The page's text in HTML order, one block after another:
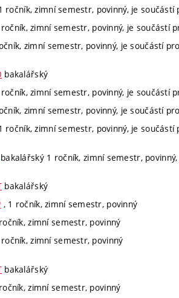
ročník, zimní semestr, povinný, je součástí
ročník, zimní semestr, povinný, je součástí
zimní semestr, povinný, je součástí
bakalářský
zimní semestr, povinný, je součástí
zimní semestr, povinný, je součástí
ročník, zimní semestr, povinný, je součástí
bakalářský 1 ročník, zimní semestr,
bakalářský
, 1 ročník, zimní semestr, povinný
zimní semestr, povinný
zimní semestr, povinný
bakalářský
zimní semestr, povinný